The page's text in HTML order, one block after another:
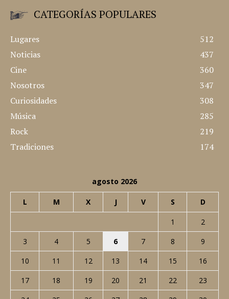
CATEGORÍAS POPULARES
Lugares
512
Noticias
437
Cine
360
Nosotros
347
Curiosidades
308
Música
285
Rock
219
Tradiciones
174
agosto 2026
L M X J V S D
1
2
3
4 5 6 7 8
9
10
11 12 13 14 15
16
17
18 19 20 21 22
23